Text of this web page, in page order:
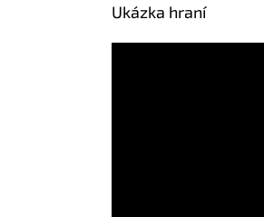
Ukázka hraní